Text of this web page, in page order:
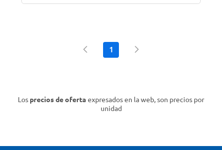
1
Los precios de oferta expresados en la web, son precios por
unidad